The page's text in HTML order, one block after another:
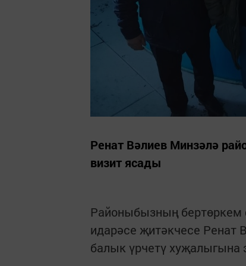
Ренат Вәлиев Минзәлә
визит ясады
Районыбызның
идарәсе җитәкчесе Ренат
балык үрчетү хуҗалыгына